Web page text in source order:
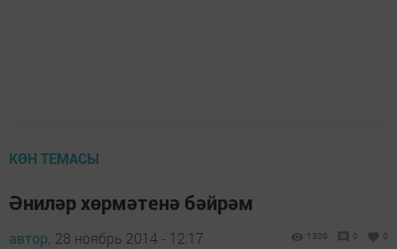
КӨН ТЕМАСЫ
Әниләр хөрмәтенә бәйрәм
автор, 28 ноябрь 2014 - 12:17 1309 0 0